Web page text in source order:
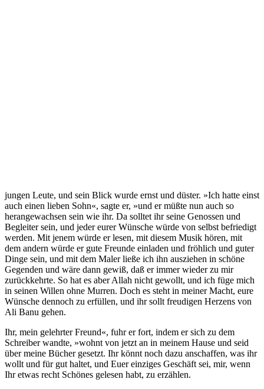
jungen Leute, und sein Blick wurde ernst und düster. »Ich hatte einst
auch einen lieben Sohn«, sagte er, »und er müßte nun auch so
herangewachsen sein wie ihr. Da solltet ihr seine Genossen und
Begleiter sein, und jeder eurer Wünsche würde von selbst befriedigt
werden. Mit jenem würde er lesen, mit diesem Musik hören, mit
dem andern würde er gute Freunde einladen und fröhlich und guter
Dinge sein, und mit dem Maler ließe ich ihn ausziehen in schöne
Gegenden und wäre dann gewiß, daß er immer wieder zu mir
zurückkehrte. So hat es aber Allah nicht gewollt, und ich füge mich
in seinen Willen ohne Murren. Doch es steht in meiner Macht, eure
Wünsche dennoch zu erfüllen, und ihr sollt freudigen Herzens von
Ali Banu gehen.
Ihr, mein gelehrter Freund«, fuhr er fort, indem er sich zu dem
Schreiber wandte, »wohnt von jetzt an in meinem Hause und seid
über meine Bücher gesetzt. Ihr könnt noch dazu anschaffen, was ihr
wollt und für gut haltet, und Euer einziges Geschäft sei, mir, wenn
Ihr etwas recht Schönes gelesen habt, zu erzählen.